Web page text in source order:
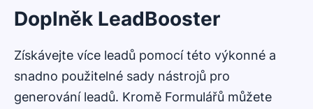
Doplněk LeadBooster
Získávejte více leadů pomocí této výkonné a
snadno použitelné sady nástrojů pro
generování leadů. Kromě Formulářů můžete